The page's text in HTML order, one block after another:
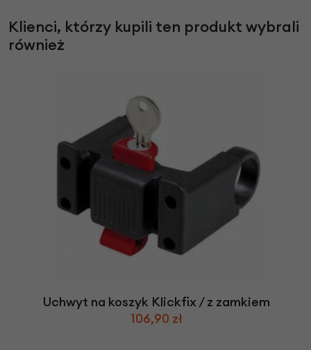
Klienci, którzy kupili ten produkt wybrali
również
Uchwyt na koszyk Klickfix / z zamkiem
106,90 zł